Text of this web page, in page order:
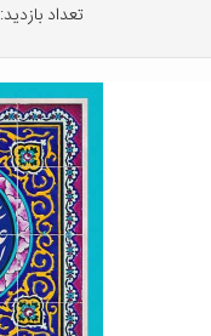
تعداد بازدید:۱۸۹۳